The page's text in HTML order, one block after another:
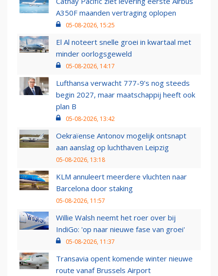
A350F maanden vertraging oplopen
05-08-2026, 15:25
El Al noteert snelle groei in kwartaal met
minder oorlogsgeweld
05-08-2026, 14:17
Lufthansa verwacht 777-9’s nog steeds
begin 2027, maar maatschappij heeft ook
plan B
05-08-2026, 13:42
Oekraïense Antonov mogelijk ontsnapt
aan aanslag op luchthaven Leipzig
05-08-2026, 13:18
KLM annuleert meerdere vluchten naar
Barcelona door staking
05-08-2026, 11:57
Willie Walsh neemt het roer over bij
IndiGo: 'op naar nieuwe fase van groei'
05-08-2026, 11:37
Transavia opent komende winter nieuwe
route vanaf Brussels Airport